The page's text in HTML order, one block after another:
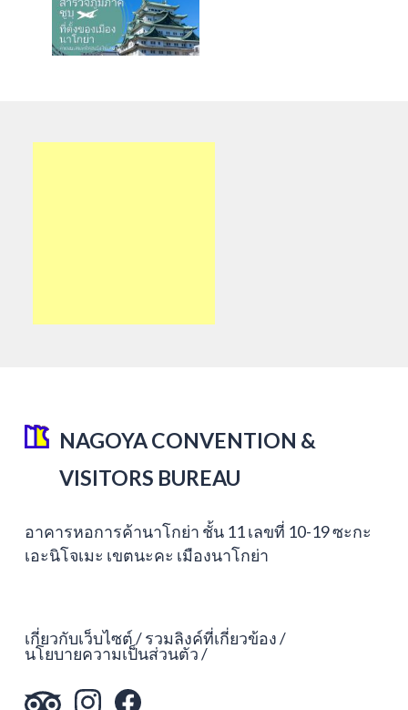
NAGOYA CONVENTION &
VISITORS BUREAU
อาคารหอการค้านาโกย่า ชั้น 11 เลขที่ 10-19 ซะกะ
เอะนิโจเมะ เขตนะคะ เมืองนาโกย่า
เกี่ยวกับเว็บไซต์ รวมลิงค์ที่เกี่ยวข้อง
นโยบายความเป็นส่วนตัว